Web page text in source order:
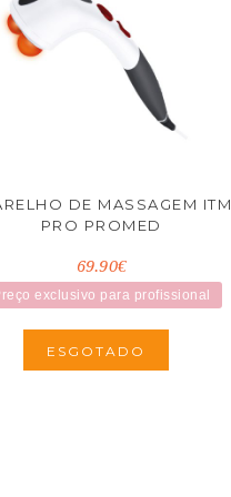
DE MASSAGEM ITM
PRO PROMED
69.90€
exclusivo para profissional
ESGOTADO